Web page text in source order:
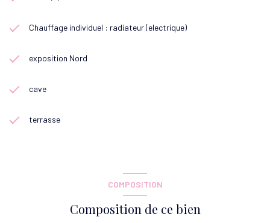
Chauffage individuel : radiateur (electrique)
exposition Nord
cave
terrasse
COMPOSITION
Composition de ce bien